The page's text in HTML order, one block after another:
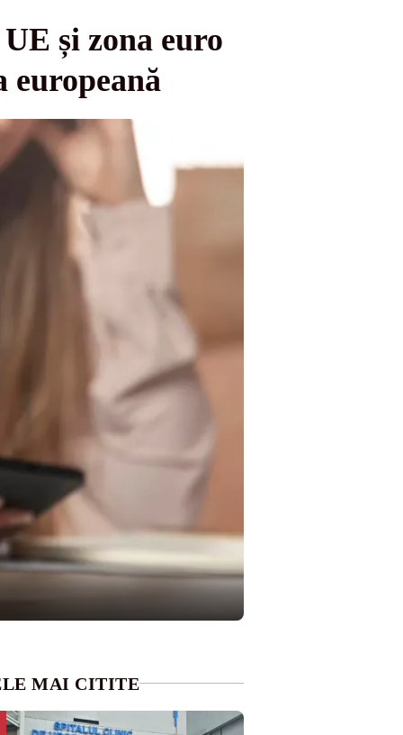
și zona euro
europeană
MAI CITITE